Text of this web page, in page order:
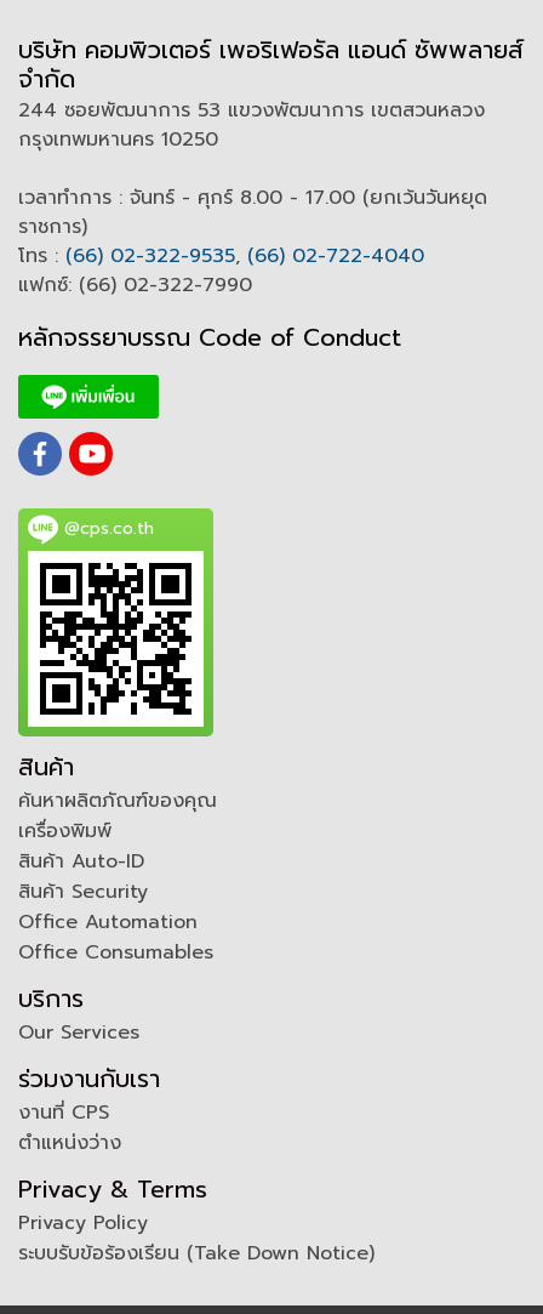
บริษัท คอมพิวเตอร์ เพอริเฟอรัล แอนด์ ซัพพลายส์
จำกัด
244 ซอยพัฒนาการ 53 แขวงพัฒนาการ เขตสวนหลวง
กรุงเทพมหานคร 10250
เวลาทำการ : จันทร์ - ศุกร์ 8.00 - 17.00 (ยกเว้นวันหยุด
ราชการ)
โทร : (66) 02-322-9535, (66) 02-722-4040
แฟกซ์: (66) 02-322-7990
หลักจรรยาบรรณ Code of Conduct
@cps.co.th
สินค้า
ค้นหาผลิตภัณฑ์ของคุณ
เครื่องพิมพ์
สินค้า Auto-ID
สินค้า Security
Office Automation
Office Consumables
บริการ
Our Services
ร่วมงานกับเรา
งานที่ CPS
ตำแหน่งว่าง
Privacy & Terms
Privacy Policy
ระบบรับข้อร้องเรียน (Take Down Notice)